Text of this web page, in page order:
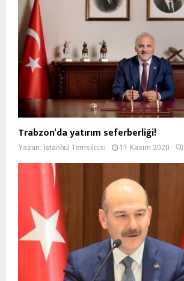
Trabzon’da yatırım seferberliği!
Yazan: İstanbul Temsilcisi 11 Kasım 2020